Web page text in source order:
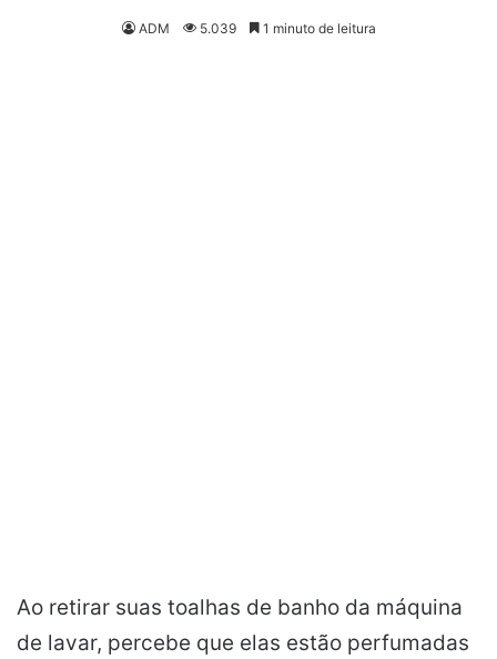
ADM 5.039 1 minuto de leitura
Ao retirar suas toalhas de banho da máquina
de lavar, percebe que elas estão perfumadas